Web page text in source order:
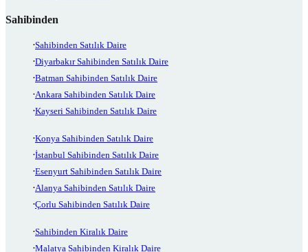
Sahibinden
Sahibinden Satılık Daire
Diyarbakır Sahibinden Satılık Daire
Batman Sahibinden Satılık Daire
Ankara Sahibinden Satılık Daire
Kayseri Sahibinden Satılık Daire
Konya Sahibinden Satılık Daire
İstanbul Sahibinden Satılık Daire
Esenyurt Sahibinden Satılık Daire
Alanya Sahibinden Satılık Daire
Çorlu Sahibinden Satılık Daire
Sahibinden Kiralık Daire
Malatya Sahibinden Kiralık Daire